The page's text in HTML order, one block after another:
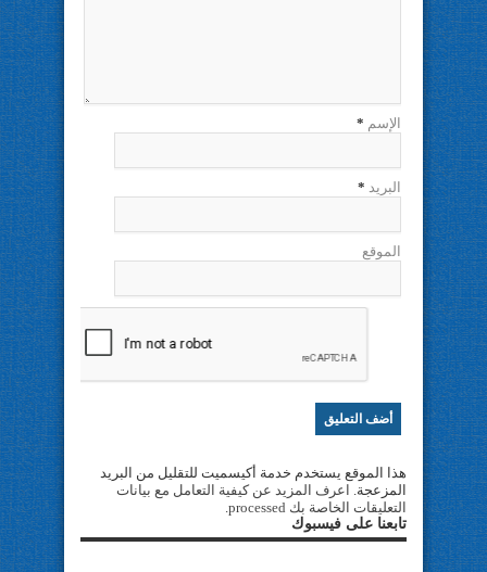
الإسم *
البريد *
الموقع
هذا الموقع يستخدم خدمة أكيسميت للتقليل من البريد
المزعجة. اعرف المزيد عن كيفية التعامل مع بيانات
التعليقات الخاصة بك processed
.
تابعنا على فيسبوك